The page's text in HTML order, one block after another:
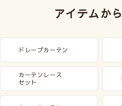
アイテムか
ドレープカーテン
カーテンレース
セット